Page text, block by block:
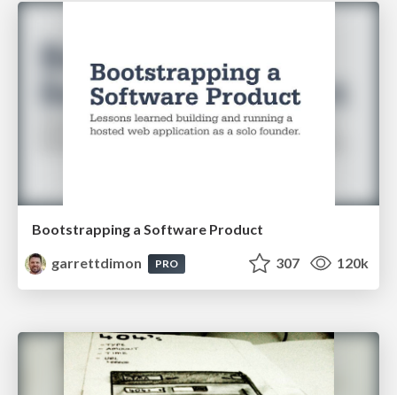
Bootstrapping a Software Product
garrettdimon
PRO 307 120k